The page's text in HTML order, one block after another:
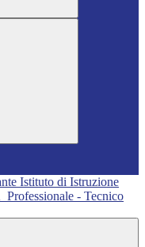
Istituto di Istruzione
Professionale - Tecnico